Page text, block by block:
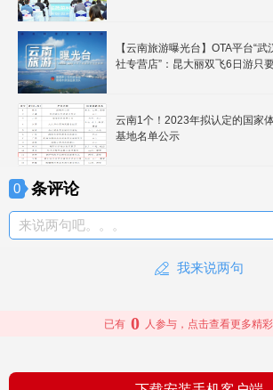
【云南旅游曝光台】OTA平台“
社专营店”：昆大丽双飞6日游只
云南1个！2023年拟认定的国家
基地名单公示
0 条评论
来说两句吧。。。
我来说两句
已有 0 人参与，点击查看更多精